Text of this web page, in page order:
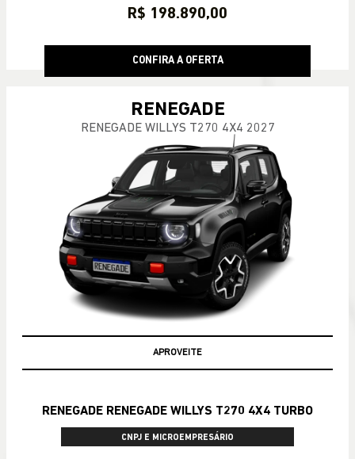
R$ 198.890,00
CONFIRA A OFERTA
RENEGADE
RENEGADE WILLYS T270 4X4 2027
APROVEITE
RENEGADE RENEGADE WILLYS T270 4X4 TURBO
CNPJ E MICROEMPRESÁRIO